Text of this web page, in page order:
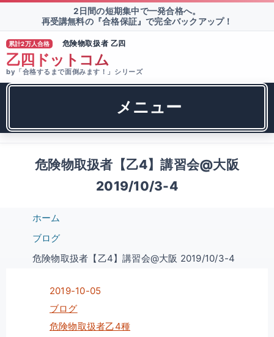
2日間の短期集中で一発合格へ。
再受講無料の『合格保証』で完全バックアップ！
累計2万人合格 危険物取扱者 乙四
乙四ドットコム
by「合格するまで面倒みます！」シリーズ
メニュー
危険物取扱者【乙4】講習会@大阪
2019/10/3-4
ホーム
ブログ
危険物取扱者【乙4】講習会@大阪 2019/10/3-4
2019-10-05
ブログ
危険物取扱者乙4種